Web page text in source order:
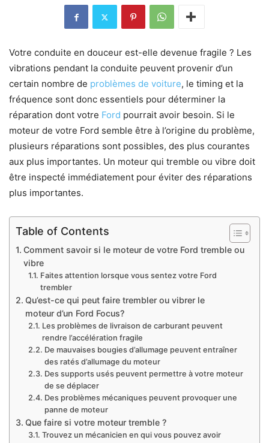
Votre conduite en douceur est-elle devenue fragile ? Les
vibrations pendant la conduite peuvent provenir d’un
certain nombre de problèmes de voiture, le timing et la
fréquence sont donc essentiels pour déterminer la
réparation dont votre Ford pourrait avoir besoin. Si le
moteur de votre Ford semble être à l’origine du problème,
plusieurs réparations sont possibles, des plus courantes
aux plus importantes. Un moteur qui tremble ou vibre doit
être inspecté immédiatement pour éviter des réparations
plus importantes.
Table of Contents
Comment savoir si le moteur de votre Ford tremble ou
vibre
Faites attention lorsque vous sentez votre Ford
trembler
Qu’est-ce qui peut faire trembler ou vibrer le
moteur d’un Ford Focus?
Les problèmes de livraison de carburant peuvent
rendre l’accélération fragile
De mauvaises bougies d’allumage peuvent entraîner
des ratés d’allumage du moteur
Des supports usés peuvent permettre à votre moteur
de se déplacer
Des problèmes mécaniques peuvent provoquer une
panne de moteur
Que faire si votre moteur tremble ?
Trouvez un mécanicien en qui vous pouvez avoir